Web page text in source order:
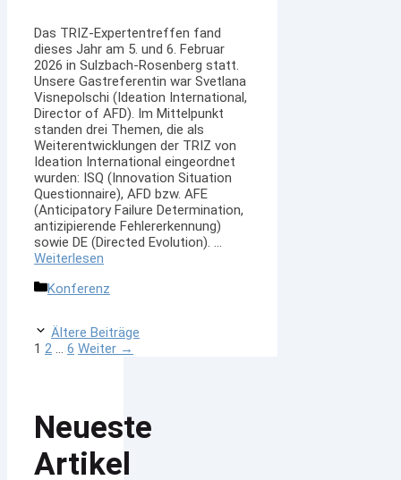
Das TRIZ-Expertentreffen fand
dieses Jahr am 5. und 6. Februar
2026 in Sulzbach-Rosenberg statt.
Unsere Gastreferentin war Svetlana
Visnepolschi (Ideation International,
Director of AFD). Im Mittelpunkt
standen drei Themen, die als
Weiterentwicklungen der TRIZ von
Ideation International eingeordnet
wurden: ISQ (Innovation Situation
Questionnaire), AFD bzw. AFE
(Anticipatory Failure Determination,
antizipierende Fehlererkennung)
sowie DE (Directed Evolution). …
Weiterlesen
Kategorien
Konferenz
Ältere Beiträge
Seite
1 Seite
2 … Seite
6 Weiter →
Neueste
Artikel